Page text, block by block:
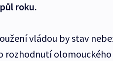
roku.
vládou by stav
olomouckého